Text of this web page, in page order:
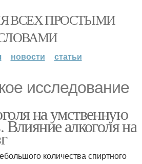
ВСЕХ ПРОСТЫМИ
новости статьи
исследование
на умственную
Влияние алкоголя на
количества спиртного